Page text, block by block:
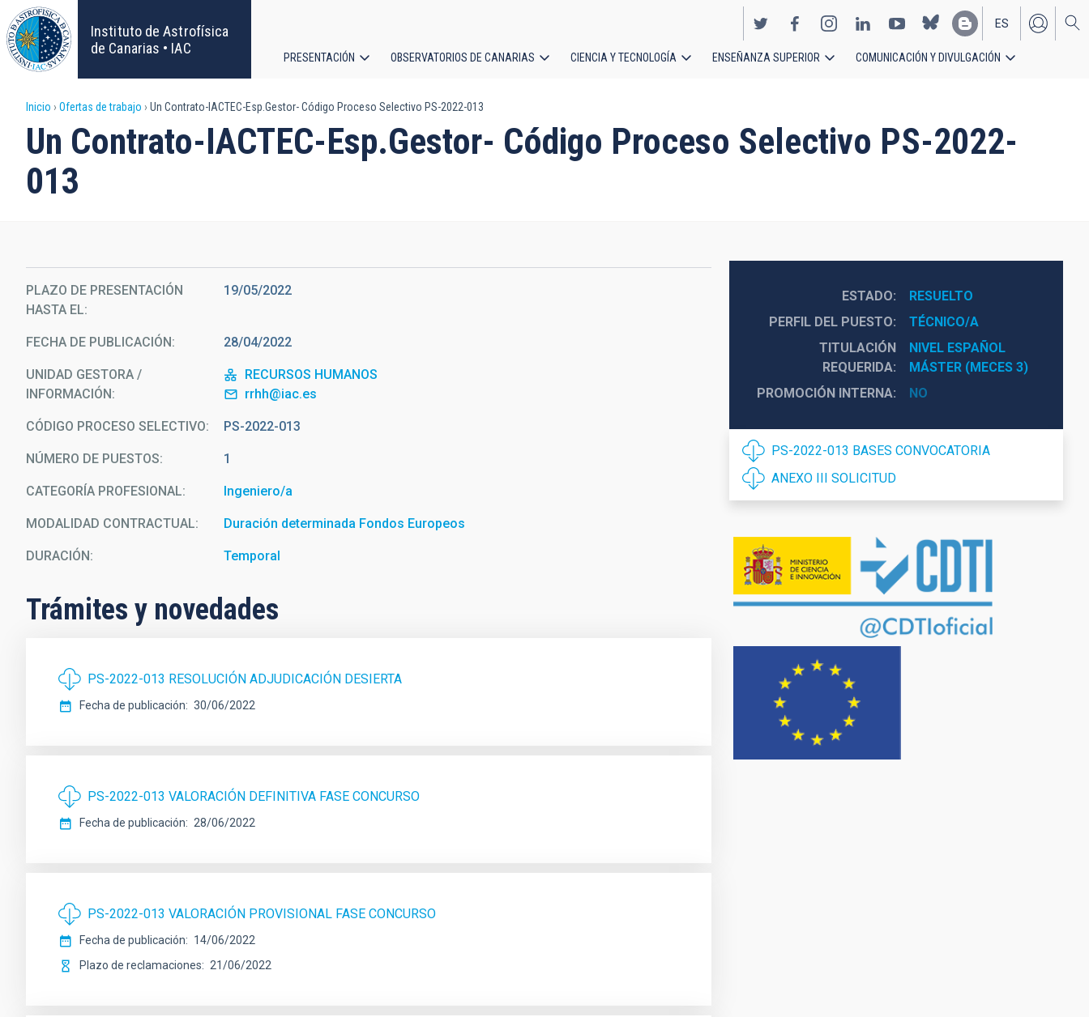
Pasar
al
contenido
principal
Instituto de Astrofísica
de Canarias • IAC
EN
ES
principal
PRESENTACIÓN OBSERVATORIOS DE CANARIAS CIENCIA Y TECNOLOGÍA ENSEÑANZA SUPERIOR COMUNICACIÓN Y DIVULGACIÓN
Sobrescribir
enlaces
de
a
la
navegación
Inicio Ofertas de trabajo Un Contrato-IACTEC-Esp.Gestor- Código Proceso Selectivo PS-2022-013
Un Contrato-IACTEC-Esp.Gestor- Código Proceso Selectivo PS-2022-
013
PLAZO DE PRESENTACIÓN
HASTA EL
19/05/2022
FECHA DE PUBLICACIÓN 28/04/2022
UNIDAD GESTORA /
INFORMACIÓN
RECURSOS HUMANOS
rrhh@iac.es
CÓDIGO PROCESO SELECTIVO PS-2022-013
NÚMERO DE PUESTOS 1
CATEGORÍA PROFESIONAL Ingeniero/a
MODALIDAD CONTRACTUAL Duración determinada Fondos Europeos
DURACIÓN Temporal
Trámites y novedades
PS-2022-013 RESOLUCIÓN ADJUDICACIÓN DESIERTA
Fecha de publicación 30/06/2022
PS-2022-013 VALORACIÓN DEFINITIVA FASE CONCURSO
Fecha de publicación 28/06/2022
PS-2022-013 VALORACIÓN PROVISIONAL FASE CONCURSO
Fecha de publicación
14/06/2022
Plazo de reclamaciones
21/06/2022
ESTADO
RESUELTO
PERFIL DEL PUESTO
TÉCNICO/A
TITULACIÓN
REQUERIDA
NIVEL ESPAÑOL
MÁSTER (MECES 3)
PROMOCIÓN INTERNA
NO
PS-2022-013 BASES CONVOCATORIA
ANEXO III SOLICITUD